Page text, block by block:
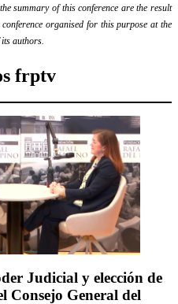
summary of this conference are the result
organised for this purpose at the
authors.
frptv
Judicial y elección de
Consejo General del